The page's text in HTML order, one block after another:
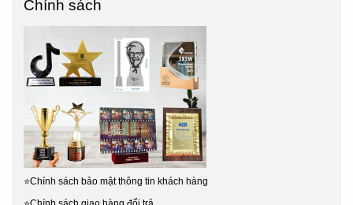
Chính sách bảo mật thông tin khách hàng
⭐Chính sách giao hàng đổi trả
Liên hệ
Thuý An 090.949 1080